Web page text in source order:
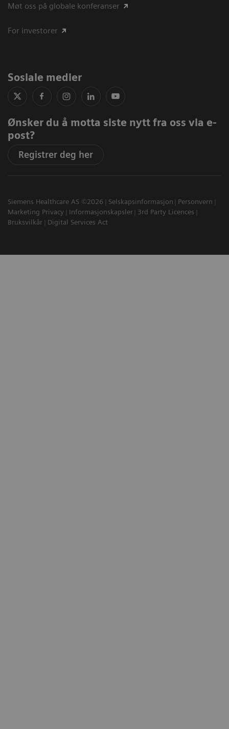
Møt oss på globale konferanser
For investorer
Sosiale medier
Ønsker du å motta siste nytt fra oss via e-
post?
Registrer deg her
Siemens Healthcare AS ©2026 Selskapsinformasjon
Personvern
Marketing Privacy
Informasjonskapsler
3rd Party Licences
Bruksvilkår
Digital Services Act